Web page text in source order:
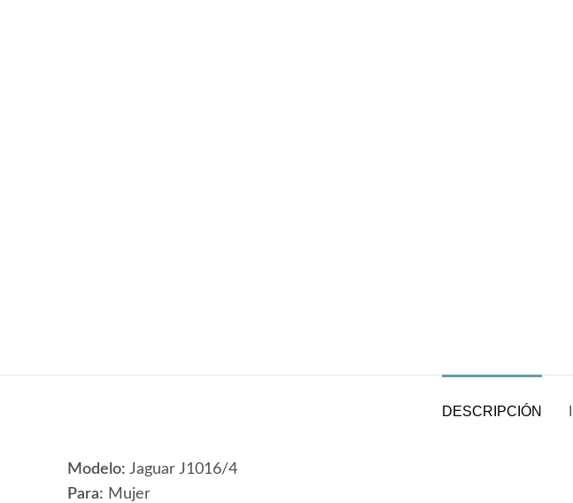
DESCRIPCIÓN
Modelo: Jaguar J1016/4
Para: Mujer